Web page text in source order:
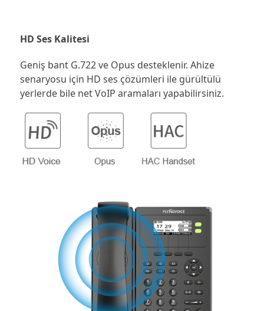
HD Ses Kalitesi
Geniş bant G.722 ve Opus desteklenir. Ahize
senaryosu için HD ses çözümleri ile gürültülü
yerlerde bile net VoIP aramaları yapabilirsiniz.